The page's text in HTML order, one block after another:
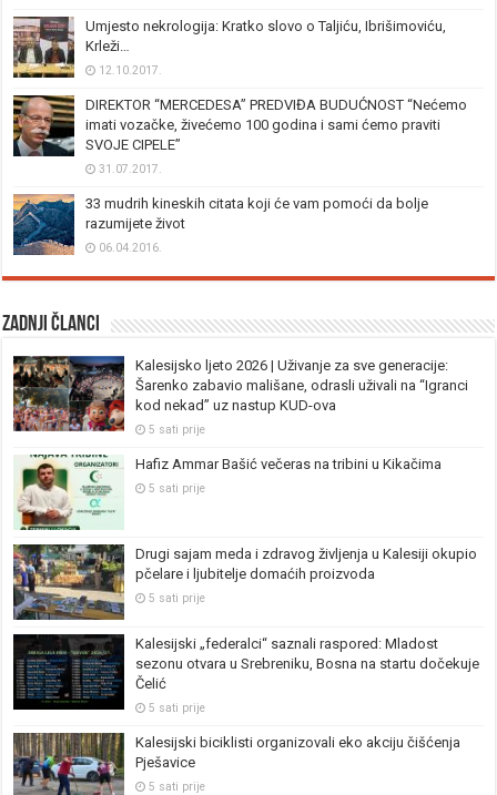
Umjesto nekrologija: Kratko slovo o Taljiću, Ibrišimoviću,
Krleži…
12.10.2017.
DIREKTOR “MERCEDESA” PREDVIĐA BUDUĆNOST “Nećemo
imati vozačke, živećemo 100 godina i sami ćemo praviti
SVOJE CIPELE”
31.07.2017.
33 mudrih kineskih citata koji će vam pomoći da bolje
razumijete život
06.04.2016.
Zadnji članci
Kalesijsko ljeto 2026 | Uživanje za sve generacije:
Šarenko zabavio mališane, odrasli uživali na “Igranci
kod nekad” uz nastup KUD-ova
5 sati prije
Hafiz Ammar Bašić večeras na tribini u Kikačima
5 sati prije
Drugi sajam meda i zdravog življenja u Kalesiji okupio
pčelare i ljubitelje domaćih proizvoda
5 sati prije
Kalesijski „federalci“ saznali raspored: Mladost
sezonu otvara u Srebreniku, Bosna na startu dočekuje
Čelić
5 sati prije
Kalesijski biciklisti organizovali eko akciju čišćenja
Pješavice
5 sati prije